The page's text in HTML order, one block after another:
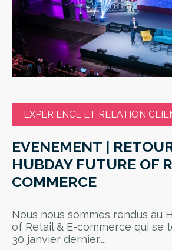
EXPÉRIENCE ET RELATION
EVENEMENT |
HUBDAY FUTURE OF
COMMERCE
Nous nous sommes rendus au
of Retail & E-commerce qui se
30 janvier dernier....